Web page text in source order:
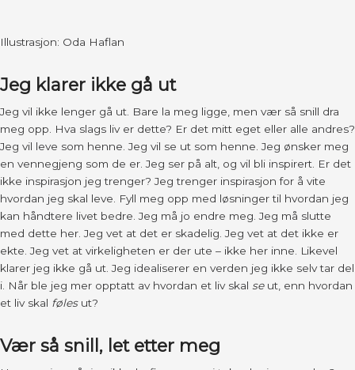
Illustrasjon: Oda Haflan
Jeg klarer ikke gå ut
Jeg vil ikke lenger gå ut. Bare la meg ligge, men vær så snill dra
meg opp. Hva slags liv er dette? Er det mitt eget eller alle andres?
Jeg vil leve som henne. Jeg vil se ut som henne. Jeg ønsker meg
en vennegjeng som de er. Jeg ser på alt, og vil bli inspirert. Er det
ikke inspirasjon jeg trenger? Jeg trenger inspirasjon for å vite
hvordan jeg skal leve. Fyll meg opp med løsninger til hvordan jeg
kan håndtere livet bedre. Jeg må jo endre meg. Jeg må slutte
med dette her. Jeg vet at det er skadelig. Jeg vet at det ikke er
ekte. Jeg vet at virkeligheten er der ute – ikke her inne. Likevel
klarer jeg ikke gå ut. Jeg idealiserer en verden jeg ikke selv tar del
i. Når ble jeg mer opptatt av hvordan et liv skal seut, enn hvordan
et liv skal følesut?
Vær så snill, let etter meg